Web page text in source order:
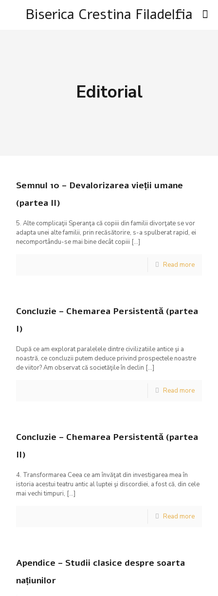
Biserica Crestina Filadelfia
Editorial
Semnul 10 – Devalorizarea vieții umane
(partea II)
5. Alte complicaţii Speranţa că copiii din familii divorţate se vor
adapta unei alte familii, prin recăsătorire, s-a spulberat rapid, ei
necomportându-se mai bine decât copiii […]
Read more
Concluzie – Chemarea Persistentă (partea
I)
După ce am explorat paralelele dintre civilizatiile antice şi a
noastră, ce concluzii putem deduce privind prospectele noastre
de viitor? Am observat că societăţile în declin […]
Read more
Concluzie – Chemarea Persistentă (partea
II)
4. Transformarea Ceea ce am învăţat din investigarea mea în
istoria acestui teatru antic al luptei şi discordiei, a fost că, din cele
mai vechi timpuri, […]
Read more
Apendice – Studii clasice despre soarta
națiunilor